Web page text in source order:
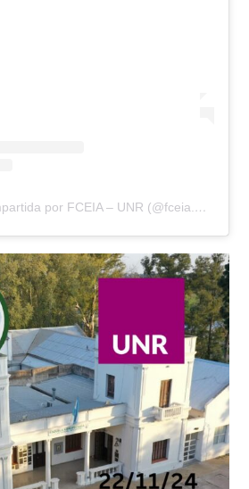
Una publicación compartida por FCEIA – UNR (@fceia.unr)